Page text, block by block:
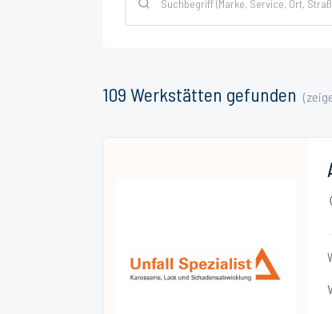
109 Werkstätten gefunden